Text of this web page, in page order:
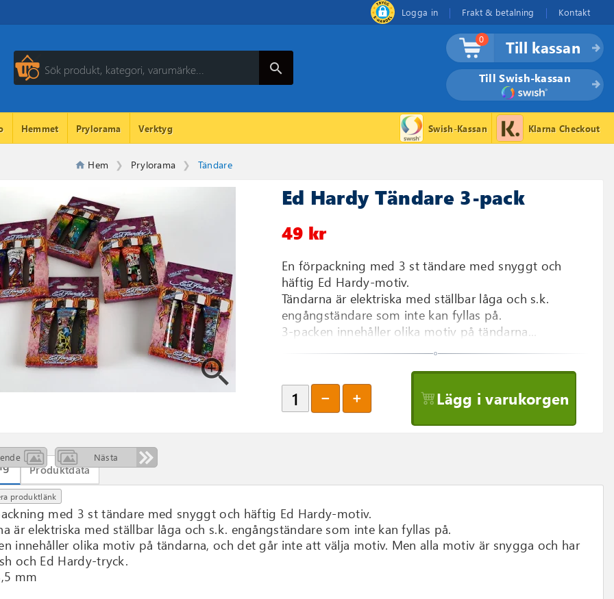
Kontakt
Frakt & betalning
Logga in
search
0 Till kassan
Till Swish-kassan
Hemmet Prylorama Verktyg Swish-Kassan Klarna Checkout
Hem Prylorama Tändare
zoom_in
Ed Hardy Tändare 3-pack
49 kr
En förpackning med 3 st tändare med snyggt och
häftig Ed Hardy-motiv.
Tändarna är elektriska med ställbar låga och s.k.
engångständare som inte kan fyllas på.
3-packen innehåller olika motiv på tändarna...
Lägg i varukorgen
Nästa
Produktdata
produktlänk
med 3 st tändare med snyggt och häftig Ed Hardy-motiv.
är elektriska med ställbar låga och s.k. engångständare som inte kan fyllas på.
innehåller olika motiv på tändarna, och det går inte att välja motiv. Men alla motiv är snygga och har
och Ed Hardy-tryck.
mm